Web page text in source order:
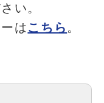
い。
は こちら 。